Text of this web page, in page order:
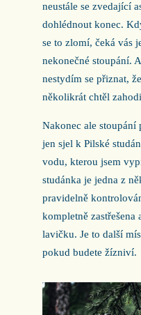
neustále se zvedající
dohlédnout konec.
se to zlomí, čeká vás
nekonečné stoupání.
nestydím se přiznat,
několikrát chtěl
Nakonec ale stoupání
jen sjel k Pilské
vodu, kterou jsem
studánka je jedna z
pravidelně
kompletně zastřešena
lavičku. Je to další
pokud budete žízniví.